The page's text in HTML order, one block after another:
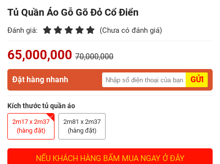
Tivi
Gỗ
Gỗ
Sofa
Gỗ
Tủ
Rượu
Tủ
Tủ Quần Áo Gỗ Gõ Đỏ Cổ Điển
Đánh giá: (Chưa có đánh giá)
65,000,000 70,000,000
Đặt hàng nhanh GỬI
Kích thước tủ quần áo
2m17 x 2m37
(hàng đặt)
2m81 x 2m37
(hàng đặt)
NẾU KHÁCH HÀNG BẤM MUA NGAY Ở ĐÂY